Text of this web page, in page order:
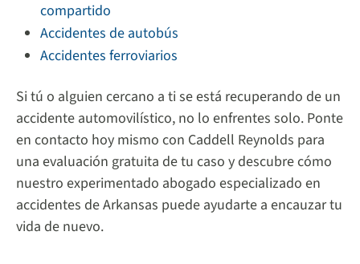
compartido
Accidentes de autobús
Accidentes ferroviarios
Si tú o alguien cercano a ti se está recuperando de un
accidente automovilístico, no lo enfrentes solo. Ponte
en contacto hoy mismo con Caddell Reynolds para
una evaluación gratuita de tu caso y descubre cómo
nuestro experimentado abogado especializado en
accidentes de Arkansas puede ayudarte a encauzar tu
vida de nuevo.